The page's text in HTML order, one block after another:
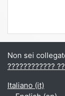
Non sei
????????????
Italiano ‎(it)‎